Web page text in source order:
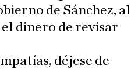
de Sánchez, al
el dinero de revisar
déjese de